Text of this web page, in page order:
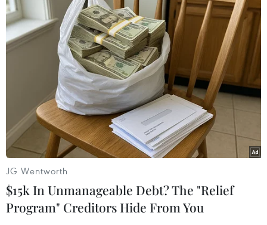
Iraq sẽ không đồng ý gia hạn giảm sản
lượng dầu mỏ trong cuộc họp OPEC+ sắp
tới
12/05/2024 04:12
Iraq tuyên bố đã thực hiện đủ mức cắt giảm sản lượng
JG Wentworth
$15k In Unmanageable Debt? The "Relief
Program" Creditors Hide From You